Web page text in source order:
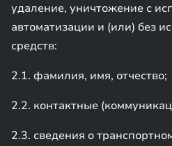
удаление, уничтожение с
автоматизации и (или) без
средств:
2.1. фамилия, имя, отчество;
2.2. контактные
2.3. сведения о